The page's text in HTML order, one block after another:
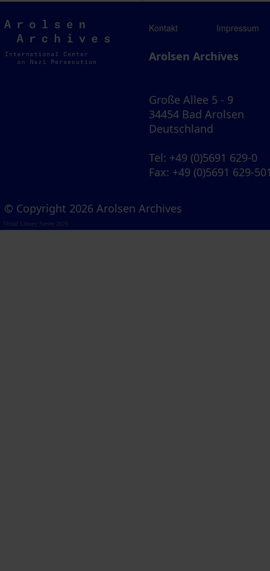
Arolsen
Archives
Kontakt Impressum
Arolsen Archives
Große Allee 5 - 9
34454 Bad Arolsen
Deutschland
Tel: +49 (0)5691 629-0
Fax: +49 (0)5691 629-
© Copyright 2026 Arolsen Archives
Visual Library Server 2026